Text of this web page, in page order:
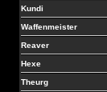
Kundi
Waffenmeister
Reaver
Hexe
Theurg